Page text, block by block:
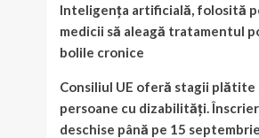
Inteligența artificială, folosită
medicii să aleagă tratamentul
bolile cronice
Consiliul UE oferă stagii
persoane cu dizabilități.
deschise până pe 15 septembrie